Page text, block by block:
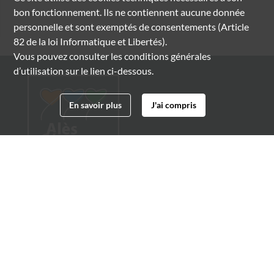
bon fonctionnement. Ils ne contiennent aucune donnée
personnelle et sont exemptés de consentements (Article
82 de la loi Informatique et Libertés).
Vous pouvez consulter les conditions générales
d’utilisation sur le lien ci-dessous.
En savoir plus J'ai compris